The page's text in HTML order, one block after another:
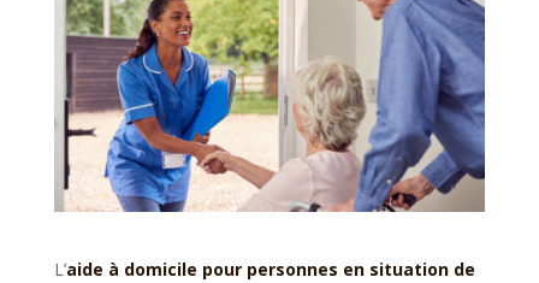
L’aide à domicile pour personnes en situation de